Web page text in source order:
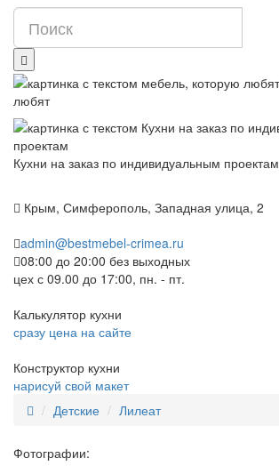
любят
Кухни на заказ по индивидуальным проектам
Крым, Симферополь, Западная улица, 2
admin@bestmebel-crimea.ru
08:00 до 20:00 без выходных
цех с 09.00 до 17:00, пн. - пт.
Калькулятор кухни
сразу цена на сайте
Конструктор кухни
нарисуй свой макет
Детские
Лилеат
Фотографии: